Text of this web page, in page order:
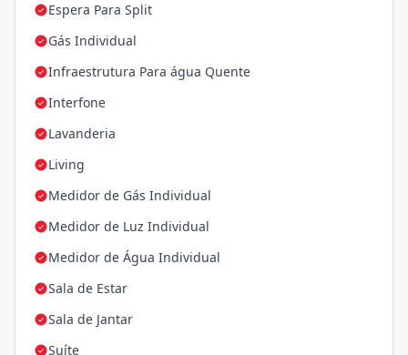
Espera Para Split
Gás Individual
Infraestrutura Para água Quente
Interfone
Lavanderia
Living
Medidor de Gás Individual
Medidor de Luz Individual
Medidor de Água Individual
Sala de Estar
Sala de Jantar
Suíte